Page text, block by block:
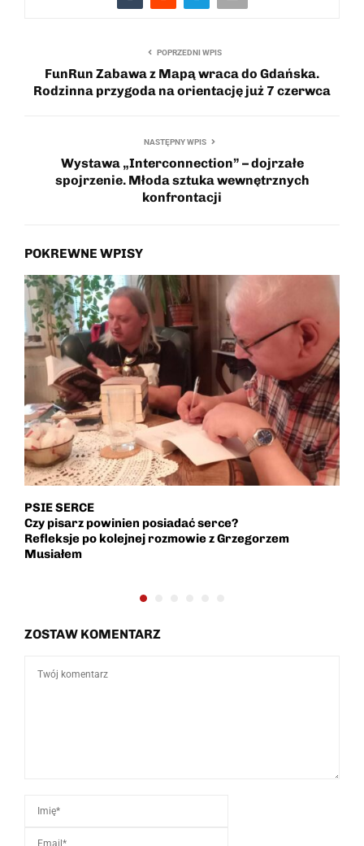
POPRZEDNI WPIS
FunRun Zabawa z Mapą wraca do Gdańska.
Rodzinna przygoda na orientację już 7 czerwca
NASTĘPNY WPIS
Wystawa „Interconnection” – dojrzałe
spojrzenie. Młoda sztuka wewnętrznych
konfrontacji
POKREWNE WPISY
PSIE SERCE
Czy pisarz powinien posiadać serce?
Refleksje po kolejnej rozmowie z Grzegorzem
Musiałem
ZOSTAW KOMENTARZ